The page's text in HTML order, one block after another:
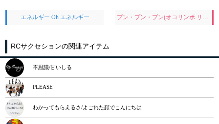
エネルギー Oh エネルギー プン・プン・プン(オコリンボ リンボ)
RCサクセションの関連アイテム
不思議/甘いしる
PLEASE
わかってもらえるさ/よごれた顔でこんにちは